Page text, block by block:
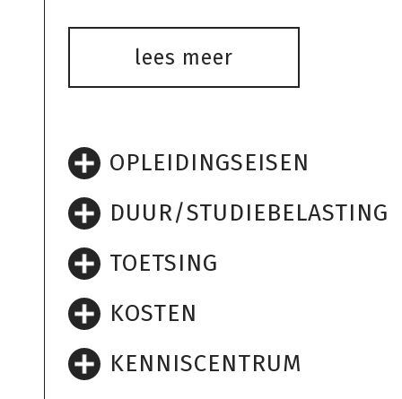
lees meer
OPLEIDINGSEISEN
DUUR/STUDIEBELASTING
TOETSING
KOSTEN
KENNISCENTRUM